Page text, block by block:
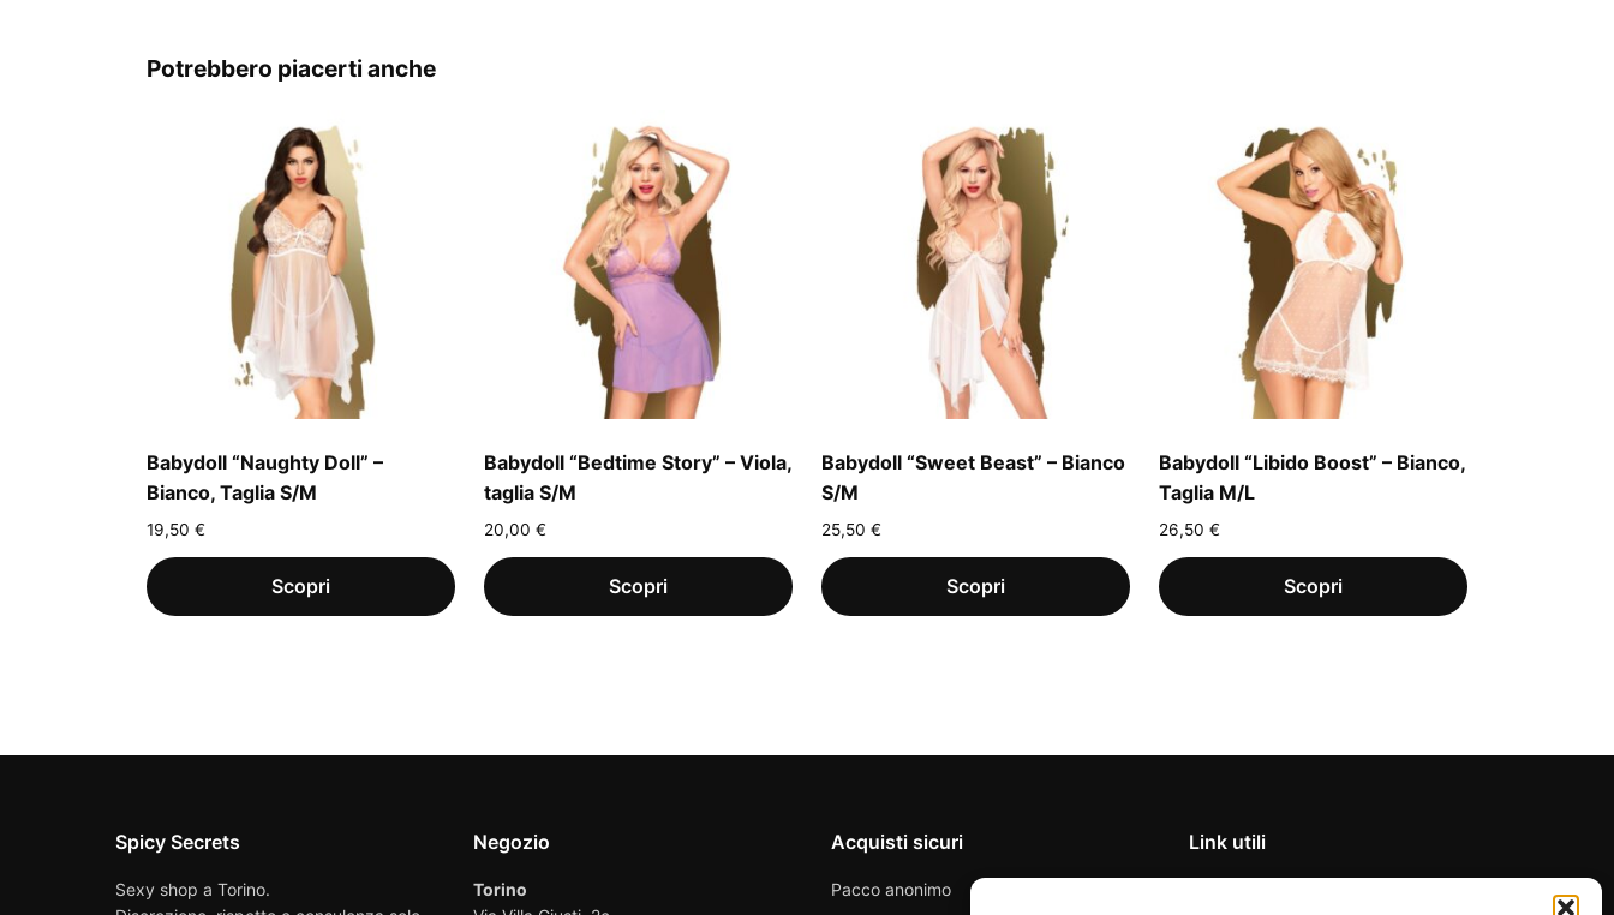
Potrebbero piacerti anche
Babydoll “Naughty Doll” –
Bianco, Taglia S/M
19,50 €
Babydoll “Bedtime Story” – Viola,
taglia S/M
20,00 €
Babydoll “Sweet Beast” – Bianco
S/M
25,50 €
Babydoll “Libido Boost” – Bianco,
Taglia M/L
26,50 €
Spicy Secrets
Sexy shop a Torino.
Negozio
Torino
Acquisti sicuri
Pacco anonimo
Link utili